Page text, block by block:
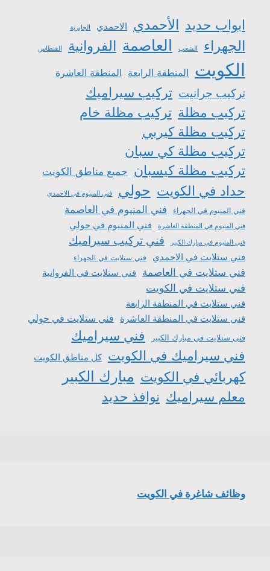
ابواب حديد الأحمدي الاحمدي الجابرية
الجهراء الشعب العاصمة الفروانية الفنطاس
الكويت المنطقة الرابعة المنطقة العاشرة
تركيب جرانيت تركيب سيراميك
تركيب مظلة تركيب مظلة خام
تركيب مظلة كيربي
تركيب مظلة كي سبان
تركيب مظلة كيسبان جميع مناطق الكويت
حداد في الكويت حولي فني المنيوم في الاحمدي
فني المنيوم في الجهراء فني المنيوم في العاصمة
فني المنيوم في المنطقة العاشرة فني المنيوم في حولي
فني المنيوم في مبارك الكبير فني تركيب سيراميك
فني ستلايت في الاحمدي فني ستلايت في الجهراء
فني ستلايت في العاصمة فني ستلايت في الفروانية
فني ستلايت في الكويت
فني ستلايت في المنطقة الرابعة
فني ستلايت في المنطقة العاشرة فني ستلايت في حولي
فني ستلايت في مبارك الكبير
فني سيراميك
فني سيراميك في الكويت
كل مناطق الكويت
كهربائي في الكويت مبارك الكبير
معلم سيراميك نوافذ حديد
وظائف شاغرة في الكويت